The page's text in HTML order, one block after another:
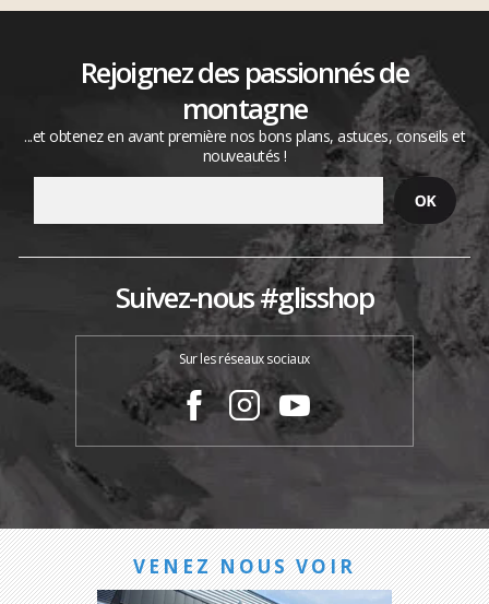
Rejoignez des passionnés de
montagne
...et obtenez en avant première nos bons plans, astuces, conseils et
nouveautés !
Suivez-nous #glisshop
Sur les réseaux sociaux
VENEZ NOUS VOIR